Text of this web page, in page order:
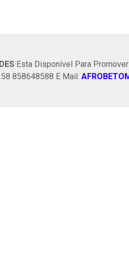
Esta Disponível Para
858648588 E Mail: